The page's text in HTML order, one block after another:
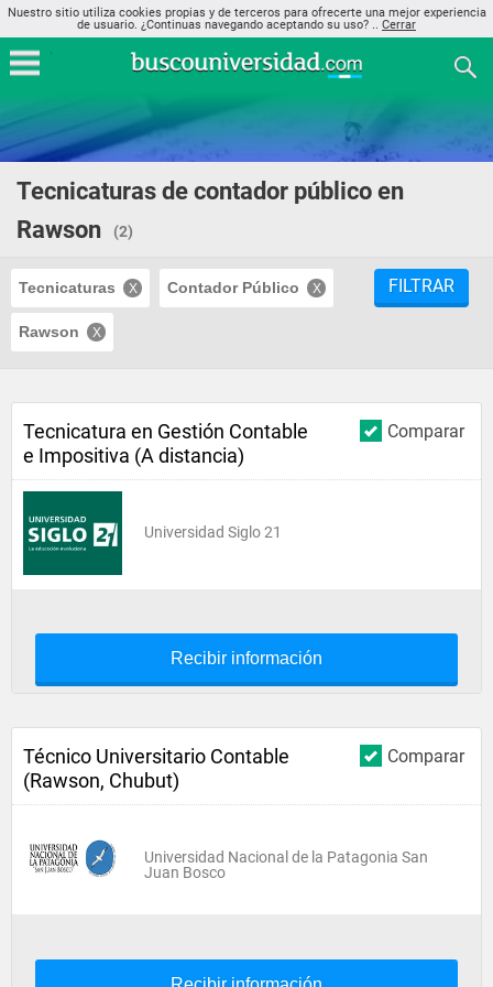
Nuestro sitio utiliza cookies propias y de terceros para ofrecerte una mejor experiencia
de usuario. ¿Continuas navegando aceptando su uso? .. Cerrar
Tecnicaturas de contador público en
Rawson
(2)
Tecnicaturas Contador Público
Rawson
FILTRAR
Comparar
Tecnicatura en Gestión Contable
e Impositiva (A distancia)
Universidad Siglo 21
Recibir información
Comparar
Técnico Universitario Contable
(Rawson, Chubut)
Universidad Nacional de la Patagonia San
Juan Bosco